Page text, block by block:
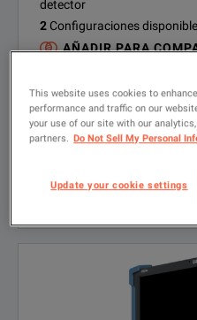
detector
2 Configuraciones
AÑADIR PARA
ALQUILER
Unidades disponibles
SEMINUEVO
Contáctenos
VER
This website uses cookies to
performance and traffic on our
your use of our site with our
partners. Do Not Sell My Personal
Update your cookie settings